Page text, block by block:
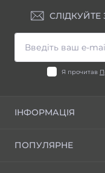
Я прочитав
ІНФОРМАЦІЯ
Відгуки
ПОПУЛЯРНЕ